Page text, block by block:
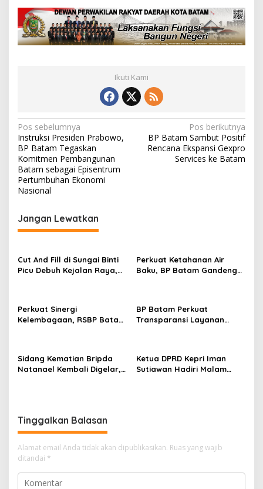
Ikuti Kami
N
a
v
i
g
a
s
p
o
Pos sebelumnya
Instruksi Presiden Prabowo,
BP Batam Tegaskan
Komitmen Pembangunan
Batam sebagai Episentrum
Pertumbuhan Ekonomi
Nasional
Pos berikutnya
BP Batam Sambut Positif
Rencana Ekspansi Gexpro
Services ke Batam
Jangan Lewatkan
Cut And Fill di Sungai Binti
Picu Debuh Kejalan Raya,
Perkuat Ketahanan Air
Baku, BP Batam Gandeng
Perkuat Sinergi
Kelembagaan, RSBP Batam
BP Batam Perkuat
Transparansi Layanan
Sidang Kematian Bripda
Natanael Kembali Digelar,
Ketua DPRD Kepri Iman
Sutiawan Hadiri Malam
Tinggalkan Balasan
Alamat email Anda tidak akan dipublikasikan. Ruas yang wajib
ditandai *